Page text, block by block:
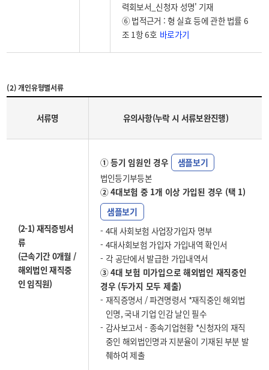
력회보서_신청자 성명' 기재
⑥ 법적근거 : 형 실효 등에 관한 법률 6
조 1항 6호 바로가기
(2) 개인유형별서류
서류명 유의사항(누락 시 서류보완진행)
(2-1) 재직증빙서
류
(근속기간 0개월 /
해외법인 재직중
인 임직원)
① 등기 임원인 경우
샘플보기
법인등기부등본
② 4대보험 중 1개 이상 가입된 경우 (택 1)
샘플보기
4대 사회보험 사업장가입자 명부
4대사회보험 가입자 가입내역 확인서
각 공단에서 발급한 가입내역서
③ 4대 보험 미가입으로 해외법인 재직중인
경우 (두가지 모두 제출)
재직증명서 / 파견명령서 *재직중인 해외법
인명, 국내 기업 인감 날인 필수
감사보고서 - 종속기업현황 *신청자의 재직
중인 해외법인명과 지분율이 기재된 부분 발
췌하여 제출